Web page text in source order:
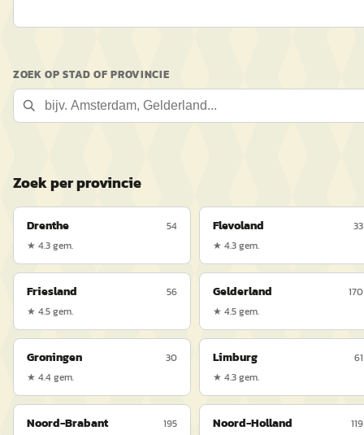
ZOEK OP STAD OF PROVINCIE
Zoek per provincie
Drenthe
54
★ 4.3gem.
Flevoland
33
★ 4.3gem.
Friesland
56
★ 4.5gem.
Gelderland
170
★ 4.5gem.
Groningen
30
★ 4.4gem.
Limburg
61
★ 4.3gem.
Noord-Brabant
195
Noord-Holland
119